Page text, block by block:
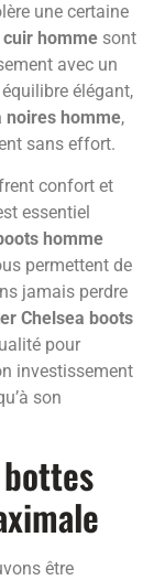
une certaine
homme sont
avec un
élégant,
noires homme,
sans effort.
confort et
essentiel
homme
permettent de
jamais perdre
Chelsea boots
pour
investissement
son
être